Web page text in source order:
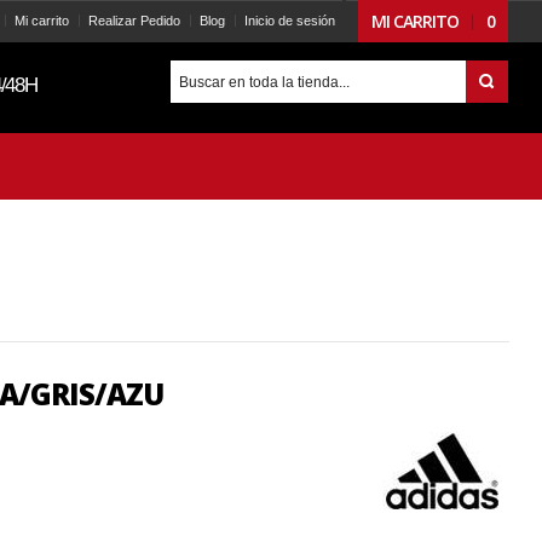
MI CARRITO 0
Mi carrito Realizar Pedido Blog Inicio de sesión
48H
GRIS/AZU